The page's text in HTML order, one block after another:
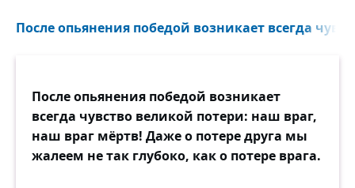
После опьянения победой возникает всегда
После опьянения победой возникает
всегда чувство великой потери: наш враг,
наш враг мёртв! Даже о потере друга мы
жалеем не так глубоко, как о потере врага.